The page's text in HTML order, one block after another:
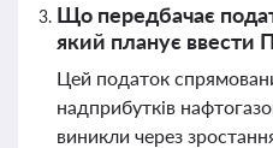
Що передбачає
який планує ввести
Цей податок
надприбутків
виникли через